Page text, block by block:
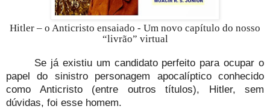
Hitler – o Anticristo ensaiado - Um novo capítulo do nosso
“livrão” virtual
Se já existiu um candidato perfeito para ocupar o
papel do sinistro personagem apocalíptico conhecido
como Anticristo (entre outros títulos), Hitler, sem
dúvidas, foi esse homem.